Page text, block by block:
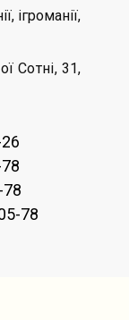
ігроманії,
Сотні, 31,
78